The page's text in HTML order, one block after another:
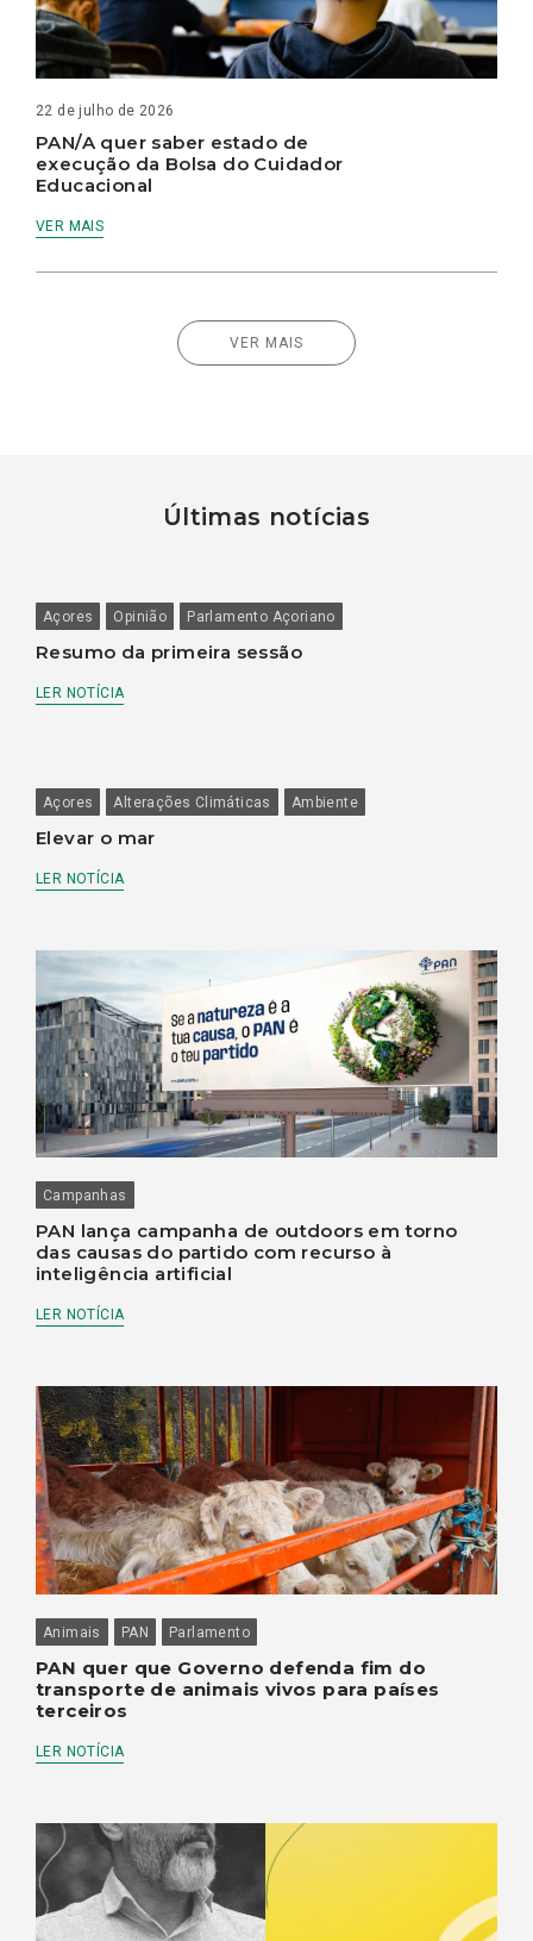
22 de julho de 2026
PAN/A quer saber estado de
execução da Bolsa do Cuidador
Educacional
VER MAIS
VER MAIS
Últimas notícias
Açores Opinião Parlamento Açoriano
Resumo da primeira sessão
LER NOTÍCIA
Açores Alterações Climáticas Ambiente
Elevar o mar
LER NOTÍCIA
Campanhas
PAN lança campanha de outdoors em torno
das causas do partido com recurso à
inteligência artificial
LER NOTÍCIA
Animais PAN Parlamento
PAN quer que Governo defenda fim do
transporte de animais vivos para países
terceiros
LER NOTÍCIA